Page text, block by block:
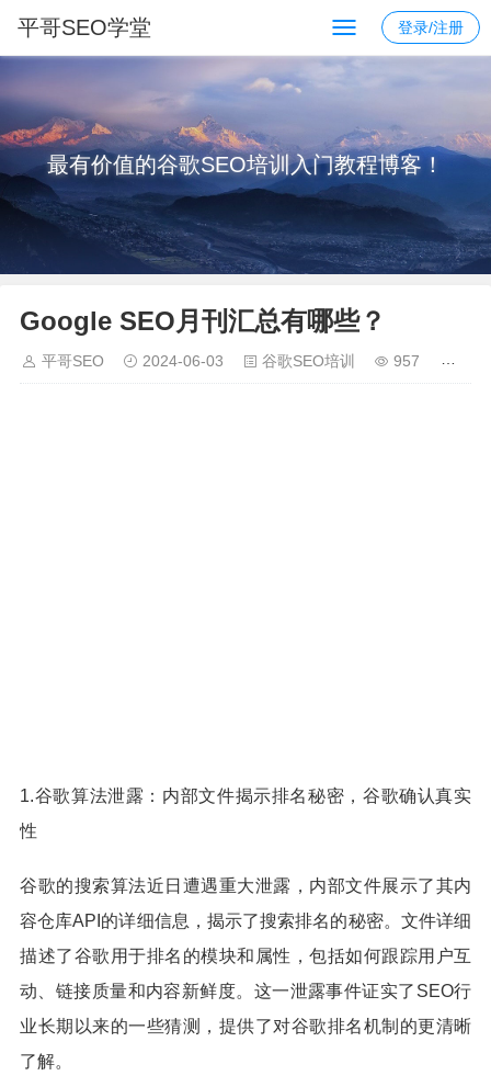
平哥SEO学堂 登录/注册
最有价值的谷歌SEO培训入门教程博客！
Google SEO月刊汇总有哪些？
平哥SEO 2024-06-03 谷歌SEO培训 957
1.谷歌算法泄露：内部文件揭示排名秘密，谷歌确认真实
性
谷歌的搜索算法近日遭遇重大泄露，内部文件展示了其内
容仓库API的详细信息，揭示了搜索排名的秘密。文件详细
描述了谷歌用于排名的模块和属性，包括如何跟踪用户互
动、链接质量和内容新鲜度。这一泄露事件证实了SEO行
业长期以来的一些猜测，提供了对谷歌排名机制的更清晰
了解。